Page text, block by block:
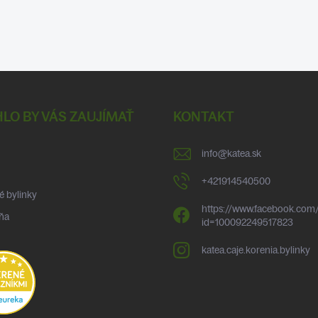
BY VÁS ZAUJÍMAŤ
bylinky
KONTAKT
info@katea.sk
+421914540500
https://
id=100092249517823
katea.caje.korenia.bylinky